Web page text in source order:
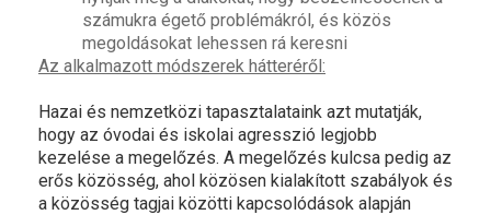
számukra égető problémákról, és közös
megoldásokat lehessen rá keresni
Az alkalmazott módszerek hátteréről:
Hazai és nemzetközi tapasztalataink azt mutatják,
hogy az óvodai és iskolai agresszió legjobb
kezelése a megelőzés. A megelőzés kulcsa pedig az
erős közösség, ahol közösen kialakított szabályok és
a közösség tagjai közötti kapcsolódások alapján